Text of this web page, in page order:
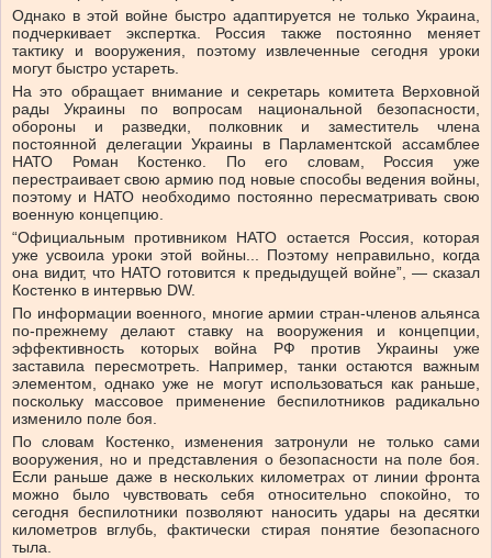
Однако в этой войне быстро адаптируется не только Украина,
подчеркивает экспертка. Россия также постоянно меняет
тактику и вооружения, поэтому извлеченные сегодня уроки
могут быстро устареть.
На это обращает внимание и секретарь комитета Верховной
рады Украины по вопросам национальной безопасности,
обороны и разведки, полковник и заместитель члена
постоянной делегации Украины в Парламентской ассамблее
НАТО Роман Костенко. По его словам, Россия уже
перестраивает свою армию под новые способы ведения войны,
поэтому и НАТО необходимо постоянно пересматривать свою
военную концепцию.
“Официальным противником НАТО остается Россия, которая
уже усвоила уроки этой войны... Поэтому неправильно, когда
она видит, что НАТО готовится к предыдущей войне”, — сказал
Костенко в интервью DW.
По информации военного, многие армии стран-членов альянса
по-прежнему делают ставку на вооружения и концепции,
эффективность которых война РФ против Украины уже
заставила пересмотреть. Например, танки остаются важным
элементом, однако уже не могут использоваться как раньше,
поскольку массовое применение беспилотников радикально
изменило поле боя.
По словам Костенко, изменения затронули не только сами
вооружения, но и представления о безопасности на поле боя.
Если раньше даже в нескольких километрах от линии фронта
можно было чувствовать себя относительно спокойно, то
сегодня беспилотники позволяют наносить удары на десятки
километров вглубь, фактически стирая понятие безопасного
тыла.